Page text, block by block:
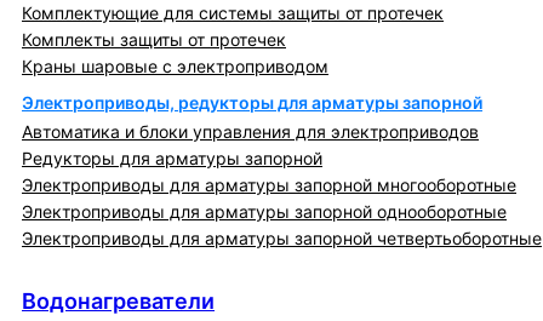
Комплектующие для системы защиты от протечек
Комплекты защиты от протечек
Краны шаровые с электроприводом
Электроприводы, редукторы для арматуры запорной
Автоматика и блоки управления для электроприводов
Редукторы для арматуры запорной
Электроприводы для арматуры запорной многооборотные
Электроприводы для арматуры запорной однооборотные
Электроприводы для арматуры запорной четвертьоборотные
Водонагреватели